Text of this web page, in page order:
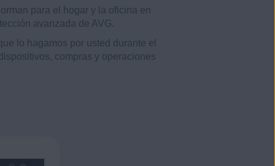
para el hogar y la oficina en
avanzada de AVG.
lo hagamos por usted durante el
compras y operaciones